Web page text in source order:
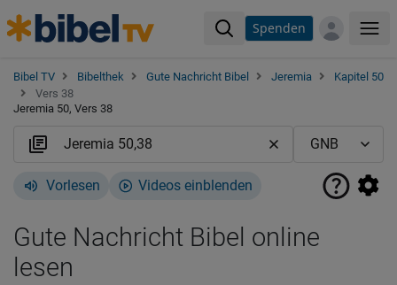
Spenden
Bibel TV Bibelthek Gute Nachricht Bibel Jeremia
Kapitel 50
Vers 38
Jeremia 50, Vers 38
Vorlesen Videos einblenden
Gute Nachricht Bibel online
lesen